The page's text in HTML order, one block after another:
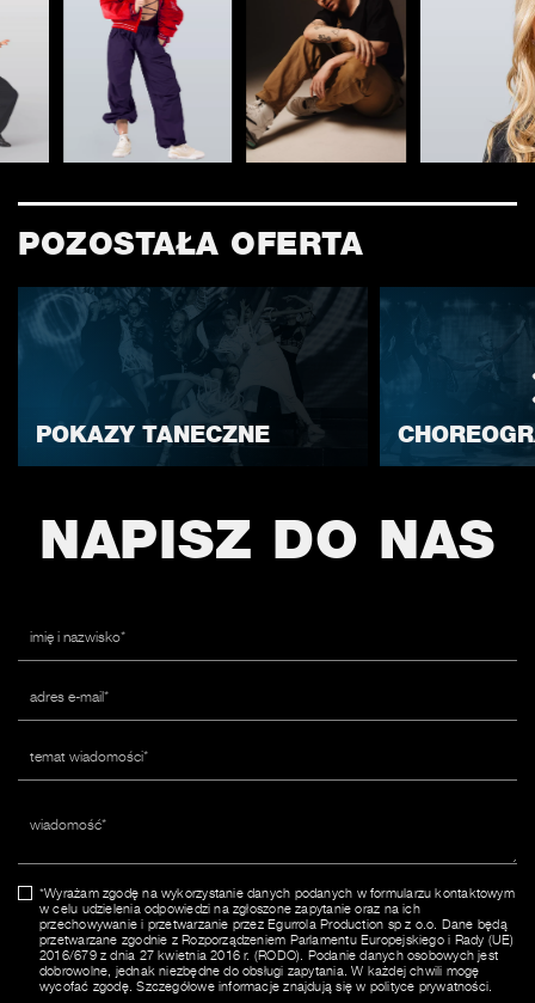
POZOSTAŁA OFERTA
POKAZY TANECZNE
NAPISZ DO NAS
*Wyrażam zgodę na wykorzystanie danych podanych w formularzu kontaktowym
w celu udzielenia odpowiedzi na zgłoszone zapytanie oraz na ich
przechowywanie i przetwarzanie przez Egurrola Production sp z o.o. Dane będą
przetwarzane zgodnie z Rozporządzeniem Parlamentu Europejskiego i Rady (UE)
2016/679 z dnia 27 kwietnia 2016 r. (RODO). Podanie danych osobowych jest
dobrowolne, jednak niezbędne do obsługi zapytania. W każdej chwili mogę
wycofać zgodę. Szczegółowe informacje znajdują się w polityce prywatności.